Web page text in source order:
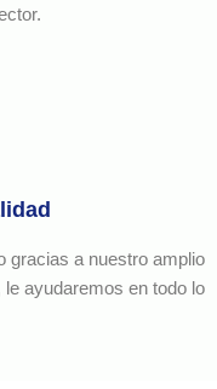
gracias a nuestro amplio
ayudaremos en todo lo